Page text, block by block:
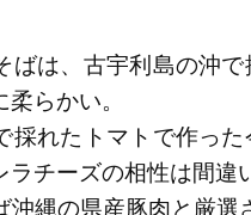
ばは、古宇利島の沖
らかい。
採れたトマトで作っ
チーズの相性は間違
沖縄の県産豚肉と厳